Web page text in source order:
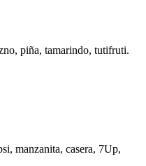
piña, tamarindo, tutifruti.
manzanita, casera, 7Up,